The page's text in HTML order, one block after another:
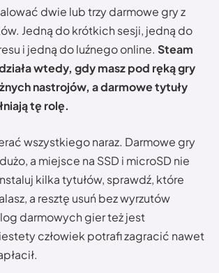
dwie lub trzy darmowe gry z
Jedną do krótkich sesji, jedną do
i jedną do luźnego online. Steam
wtedy, gdy masz pod ręką gry
nastrojów, a darmowe tytuły
tę rolę.
wszystkiego naraz. Darmowe gry
a miejsce na SSD i microSD nie
kilka tytułów, sprawdź, które
a resztę usuń bez wyrzutów
darmowych gier też jest
człowiek potrafi zagracić nawet